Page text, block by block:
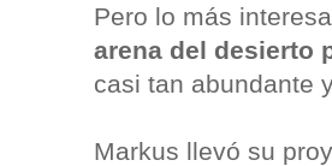
Pero lo más
arena del desierto
casi tan abundante
Markus llevó su